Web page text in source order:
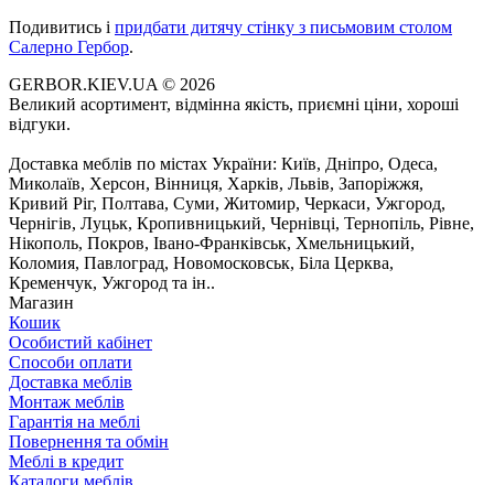
Подивитись і придбати дитячу стінку з письмовим столом
Салерно Гербор.
GERBOR.KIEV.UA © 2026
Великий асортимент, відмінна якість, приємні ціни, хороші
відгуки.
Доставка меблів по містах України: Київ, Дніпро, Одеса,
Миколаїв, Херсон, Вінниця, Харків, Львів, Запоріжжя,
Кривий Ріг, Полтава, Суми, Житомир, Черкаси, Ужгород,
Чернігів, Луцьк, Кропивницький, Чернівці, Тернопіль, Рівне,
Нікополь, Покров, Івано-Франківськ, Хмельницький,
Коломия, Павлоград, Новомосковськ, Біла Церква,
Кременчук, Ужгород та ін..
Магазин
Кошик
Особистий кабінет
Способи оплати
Доставка меблів
Монтаж меблів
Гарантія на меблі
Повернення та обмін
Меблі в кредит
Каталоги меблів